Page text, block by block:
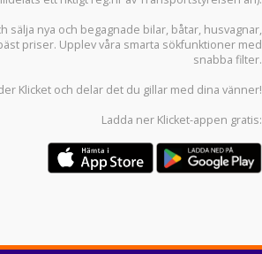
sälja nya och begagnade bilar, båtar, husvagnar,
priser. Upplev våra smarta sökfunktioner med
snabba filter.
Klicket och delar det du gillar med dina vänner!
Ladda ner Klicket-appen gratis: